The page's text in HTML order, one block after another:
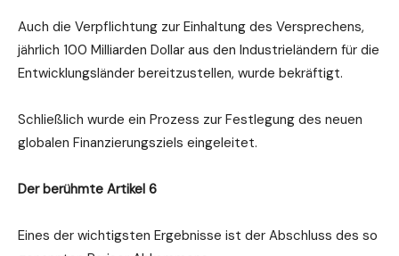
Auch die Verpflichtung zur Einhaltung des Versprechens,
jährlich 100 Milliarden Dollar aus den Industrieländern für die
Entwicklungsländer bereitzustellen, wurde bekräftigt.
Schließlich wurde ein Prozess zur Festlegung des neuen
globalen Finanzierungsziels eingeleitet.
Der berühmte Artikel 6
Eines der wichtigsten Ergebnisse ist der Abschluss des so